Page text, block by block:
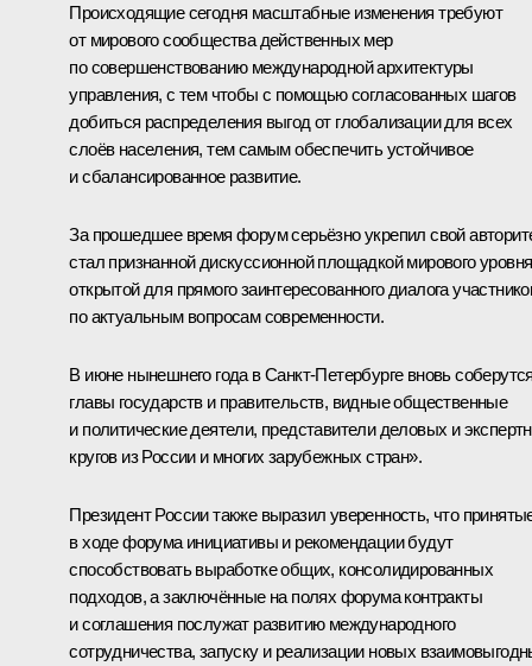
Происходящие сегодня масштабные изменения требуют
от мирового сообщества действенных мер
по совершенствованию международной архитектуры
управления, с тем чтобы с помощью согласованных шагов
добиться распределения выгод от глобализации для всех
слоёв населения, тем самым обеспечить устойчивое
и сбалансированное развитие.
За прошедшее время форум серьёзно укрепил свой
стал признанной дискуссионной площадкой мирового
открытой для прямого заинтересованного диалога
по актуальным вопросам современности.
В июне нынешнего года в Санкт-Петербурге вновь
главы государств и правительств, видные общественные
и политические деятели, представители деловых и
кругов из России и многих зарубежных стран».
Президент России также выразил уверенность, что
в ходе форума инициативы и рекомендации будут
способствовать выработке общих, консолидированных
подходов, а заключённые на полях форума контракты
и соглашения послужат развитию международного
сотрудничества, запуску и реализации новых